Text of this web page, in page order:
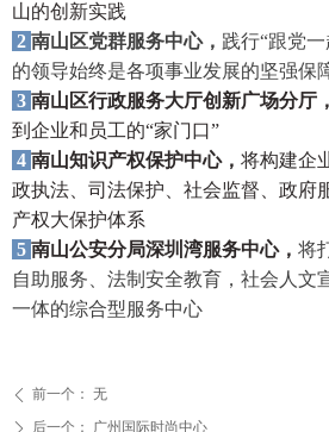
ꄴ 前一个： 无
ꄲ 后一个： 广州国际时尚中心
山的创新实践
2 南山区党群服务中心， 践行“跟党
的领导始终是各项事业发展的坚强保
3 南山区行政服务大厅创新广场分厅，
到企业和员工的“家门口”
4 南山知识产权保护中心， 将构建企
政执法、司法保护、社会监督、政府
产权大保护体系
5 南山公安分局深圳湾服务中心， 将
自助服务、法制安全教育，社会人文
一体的综合型服务中心